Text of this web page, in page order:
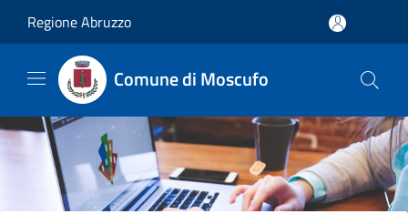
Regione Abruzzo
Comune di Moscufo